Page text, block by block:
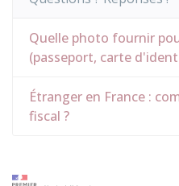
Quelle photo fournir
(passeport, carte
Étranger en France :
fiscal ?